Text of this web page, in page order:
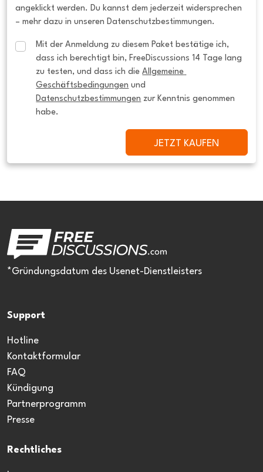
angeklickt werden. Du kannst dem jederzeit widersprechen
– mehr dazu in unseren Datenschutzbestimmungen.
Mit der Anmeldung zu diesem Paket bestätige ich,
dass ich berechtigt bin, FreeDiscussions 14 Tage lang
zu testen, und dass ich die Allgemeine
Geschäftsbedingungen
Datenschutzbestimmungen zur Kenntnis genommen
habe.
JETZT KAUFEN
*Gründungsdatum des Usenet-Dienstleisters
Support
Hotline
Kontaktformular
FAQ
Kündigung
Partnerprogramm
Presse
Rechtliches